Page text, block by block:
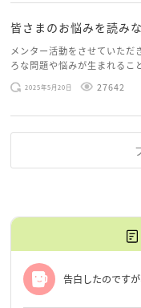
皆さまのお悩みを読み
メンター活動をさせていただ
ろな問題や悩みが生まれるこ
のお悩みを読みながら 「み
だけじゃないんだな」と、逆
2025年5月20日 27642
告白したのですが